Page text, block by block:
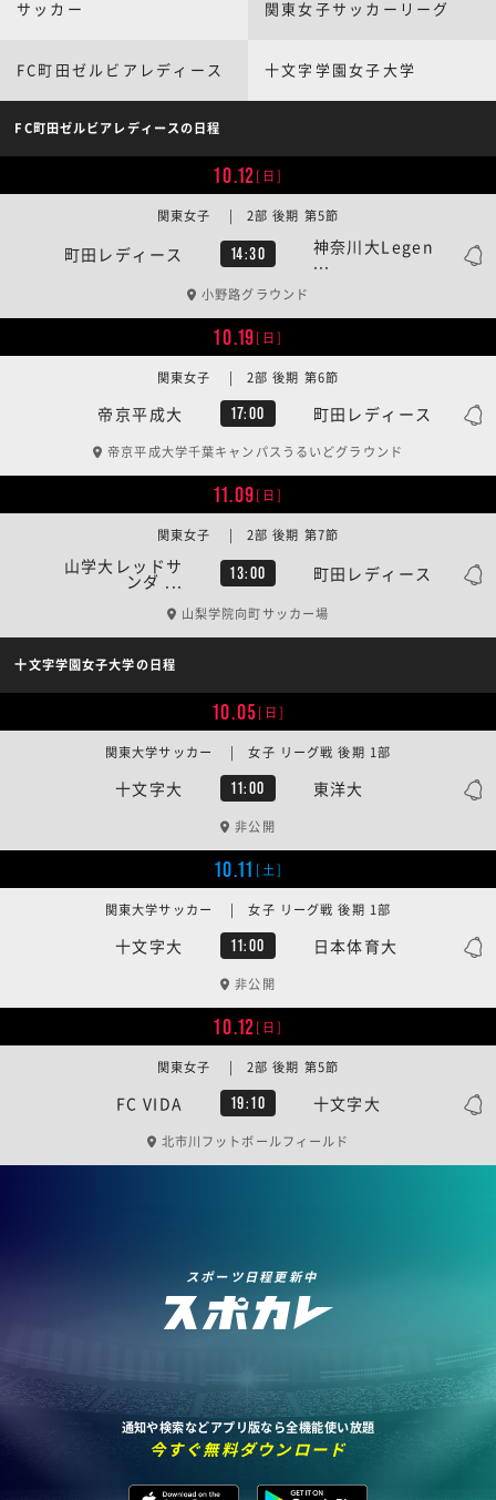
サッカー 関東女子サッカーリーグ
FC町田ゼルビアレディース 十文字学園女子大学
FC町田ゼルビアレディースの日程
10.12[日]
町田レディース 14:30 神奈川大Legen
...
関東女子 | 2部 後期 第5節
小野路グラウンド
10.19[日]
帝京平成大 17:00 町田レディース
関東女子 | 2部 後期 第6節
帝京平成大学千葉キャンパスうるいどグラウンド
11.09[日]
山学大レッドサ
ンダ ... 13:00 町田レディース
関東女子 | 2部 後期 第7節
山梨学院向町サッカー場
十文字学園女子大学の日程
10.05[日]
十文字大 11:00 東洋大
関東大学サッカー | 女子 リーグ戦 後期 1部
非公開
10.11 [土]
十文字大 11:00 日本体育大
関東大学サッカー | 女子 リーグ戦 後期 1部
非公開
10.12[日]
FC VIDA 19:10 十文字大
関東女子 | 2部 後期 第5節
北市川フットボールフィールド
スポーツ日程更新中
通知や検索などアプリ版なら全機能使い放題
今すぐ無料ダウンロード